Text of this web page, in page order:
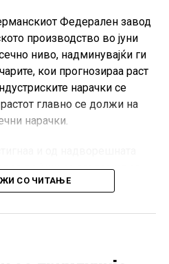
Федерален завод
производство во јуни
ниво, надминувајќи ги
кои прогнозираа раст
нарачки се
главно се должи на
нарачки.
во јуни се зголемил за
месец, значително над
во споредба со истиот
СО ЧИТАЊЕ